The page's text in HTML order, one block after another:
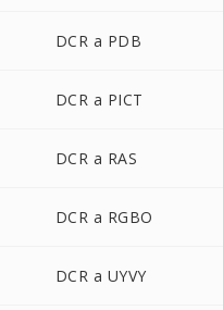
DCR a PDB
DCR a PICT
DCR a RAS
DCR a RGBO
DCR a UYVY